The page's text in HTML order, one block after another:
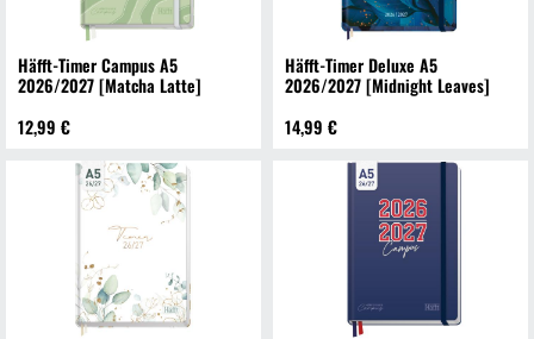
Häfft-Timer Campus A5
2026/2027 [Matcha Latte]
12,99 €
Häfft-Timer Deluxe A5
2026/2027 [Midnight Leaves]
14,99 €